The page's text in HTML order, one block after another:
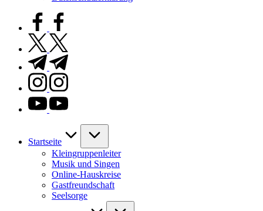
facebook.com
twitter.com
t.me
instagram.com
youtube.com
Startseite
Kleingruppenleiter
Musik und Singen
Online-Hauskreise
Gastfreundschaft
Seelsorge